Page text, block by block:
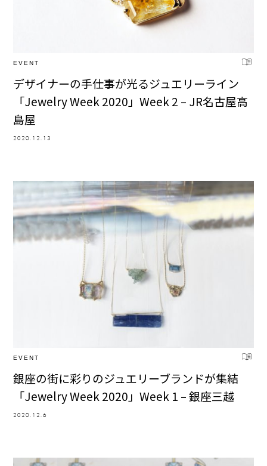
EVENT
デザイナーの手仕事が光るジュエリーライン
「Jewelry Week 2020」Week 2 – JR名古屋高
島屋
2020.12.13
EVENT
銀座の街に彩りのジュエリーブランドが集結
「Jewelry Week 2020」Week 1 – 銀座三越
2020.12.6